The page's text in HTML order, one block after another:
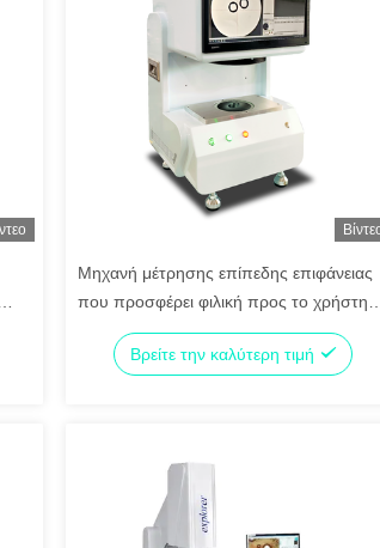
Μηχανή μέτρησης επίπεδης επιφάνειας
που προσφέρει φιλική προς το χρήστη
διεπαφή και μέτρηση επίπεδης
επιφάνειας υψηλής ταχύτητας για
Βρείτε την καλύτερη τιμή